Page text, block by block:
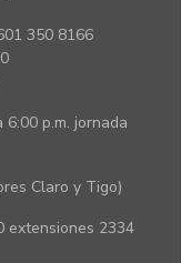
350 8166
6:00 p.m. jornada
Claro y Tigo)
extensiones 2334